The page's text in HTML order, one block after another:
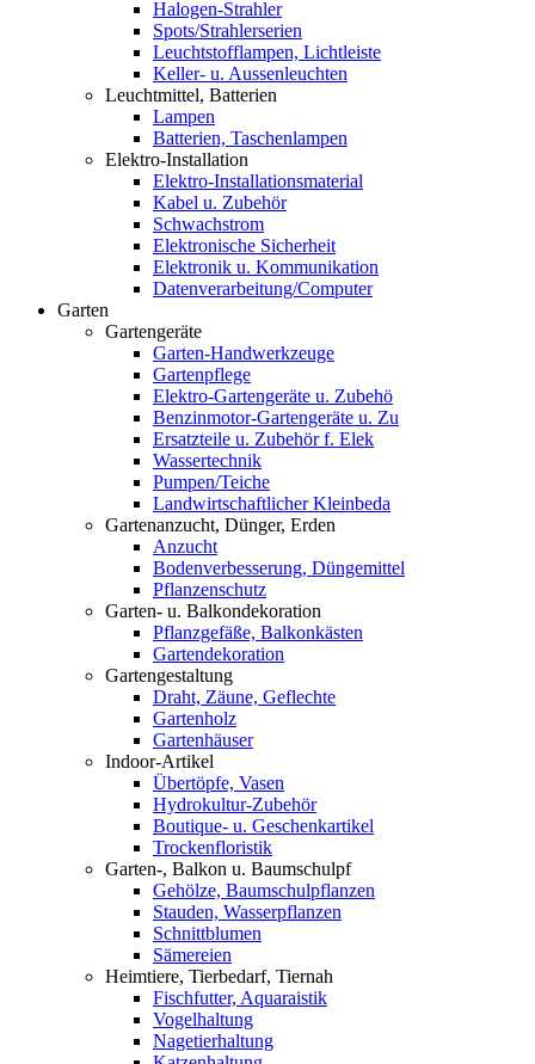
Halogen-Strahler
Spots/Strahlerserien
Leuchtstofflampen, Lichtleiste
Keller- u. Aussenleuchten
Leuchtmittel, Batterien
Lampen
Batterien, Taschenlampen
Elektro-Installation
Elektro-Installationsmaterial
Kabel u. Zubehör
Schwachstrom
Elektronische Sicherheit
Elektronik u. Kommunikation
Datenverarbeitung/Computer
Garten
Gartengeräte
Garten-Handwerkzeuge
Gartenpflege
Elektro-Gartengeräte u. Zubehö
Benzinmotor-Gartengeräte u. Zu
Ersatzteile u. Zubehör f. Elek
Wassertechnik
Pumpen/Teiche
Landwirtschaftlicher Kleinbeda
Gartenanzucht, Dünger, Erden
Anzucht
Bodenverbesserung, Düngemittel
Pflanzenschutz
Garten- u. Balkondekoration
Pflanzgefäße, Balkonkästen
Gartendekoration
Gartengestaltung
Draht, Zäune, Geflechte
Gartenholz
Gartenhäuser
Indoor-Artikel
Übertöpfe, Vasen
Hydrokultur-Zubehör
Boutique- u. Geschenkartikel
Trockenfloristik
Garten-, Balkon u. Baumschulpf
Gehölze, Baumschulpflanzen
Stauden, Wasserpflanzen
Schnittblumen
Sämereien
Heimtiere, Tierbedarf, Tiernah
Fischfutter, Aquaraistik
Vogelhaltung
Nagetierhaltung